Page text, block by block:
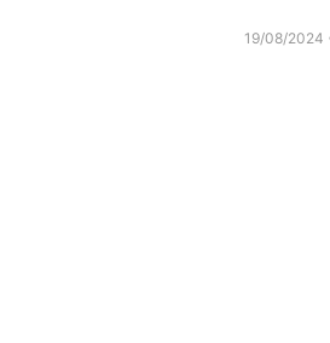
19/08/2024